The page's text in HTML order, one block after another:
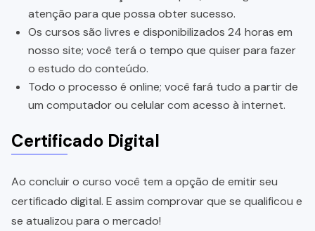
atenção para que possa obter sucesso.
Os cursos são livres e disponibilizados 24 horas em
nosso site; você terá o tempo que quiser para fazer
o estudo do conteúdo.
Todo o processo é online; você fará tudo a partir de
um computador ou celular com acesso à internet.
Certificado Digital
Ao concluir o curso você tem a opção de emitir seu
certificado digital. E assim comprovar que se qualificou e
se atualizou para o mercado!